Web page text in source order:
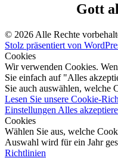
Gott
© 2026 Alle Rechte
Stolz präsentiert von
Cookies
Wir verwenden Cookies.
Sie einfach auf "Alles
Sie auch auswählen, welche
Lesen Sie unsere Cookie-
Einstellungen Alles
Cookies
Wählen Sie aus, welche
Auswahl wird für ein Jahr
Richtlinien